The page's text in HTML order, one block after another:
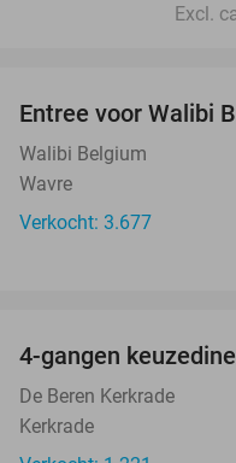
Excl.
Entree voor Walibi
Walibi Belgium
Wavre
Verkocht: 3.677
4-gangen
De Beren Kerkrade
Kerkrade